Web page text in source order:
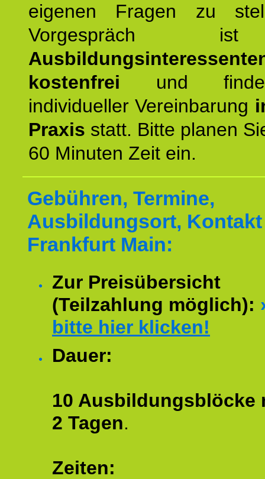
eigenen Fragen zu
kostenfrei und
individueller Vereinbarung
Praxis statt. Bitte planen
60 Minuten Zeit ein.
Gebühren, Termine,
Ausbildungsort,
Frankfurt Main:
Zur Preisübersicht
(Teilzahlung möglich):
bitte hier klicken!
Dauer:
10 Ausbildungsblöcke
2 Tagen.
Zeiten: